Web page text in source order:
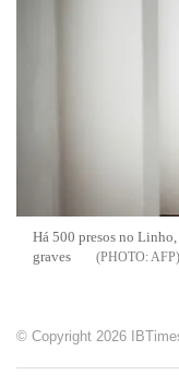
Há 500 presos no
graves
AFP
© Copyright 2026